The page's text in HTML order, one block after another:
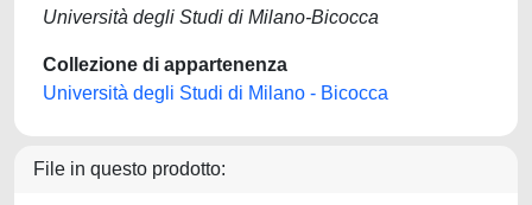
Università degli Studi di Milano-Bicocca
Collezione di appartenenza
Università degli Studi di Milano - Bicocca
File in questo prodotto: